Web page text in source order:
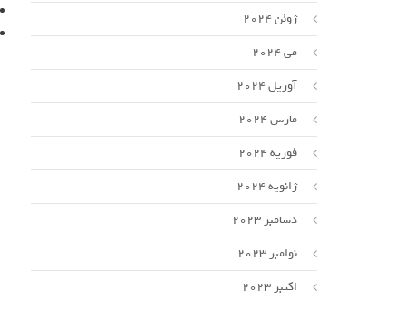
ژوئن 2024
می 2024
آوریل 2024
مارس 2024
فوریه 2024
ژانویه 2024
دسامبر 2023
نوامبر 2023
اکتبر 2023